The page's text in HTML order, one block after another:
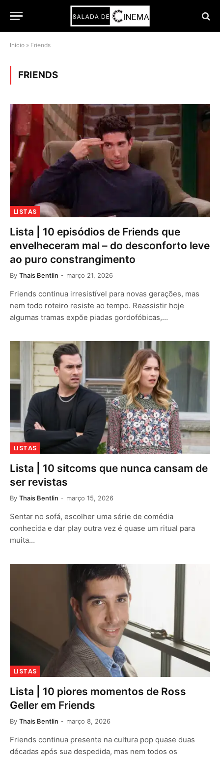
Início » Friends
FRIENDS
LISTAS
Lista | 10 episódios de Friends que
envelheceram mal – do desconforto leve
ao puro constrangimento
By Thais Bentlin março 21, 2026
Friends continua irresistível para novas gerações, mas
nem todo roteiro resiste ao tempo. Reassistir hoje
algumas tramas expõe piadas gordofóbicas,…
LISTAS
Lista | 10 sitcoms que nunca cansam de
ser revistas
By Thais Bentlin março 15, 2026
Sentar no sofá, escolher uma série de comédia
conhecida e dar play outra vez é quase um ritual para
muita…
LISTAS
Lista | 10 piores momentos de Ross
Geller em Friends
By Thais Bentlin março 8, 2026
Friends continua presente na cultura pop quase duas
décadas após sua despedida, mas nem todos os